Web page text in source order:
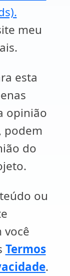
meu
esta
opinião
podem
do
ou
você
Termos
.